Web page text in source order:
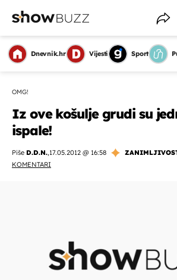
Dnevnik.hr Vijesti Sport
OMG!
Iz ove košulje grudi su
ispale!
Piše D.D.N.,17.05.2012 @ 16:58
KOMENTARI